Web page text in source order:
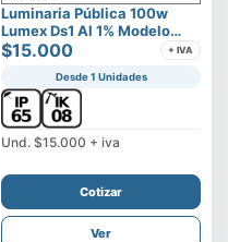
Luminaria Pública 100w
Lumex Ds1 Al 1% Modelo
Vega
$15.000 + IVA
Desde 1 Unidades
Und. $15.000 + iva
Cotizar
Ver